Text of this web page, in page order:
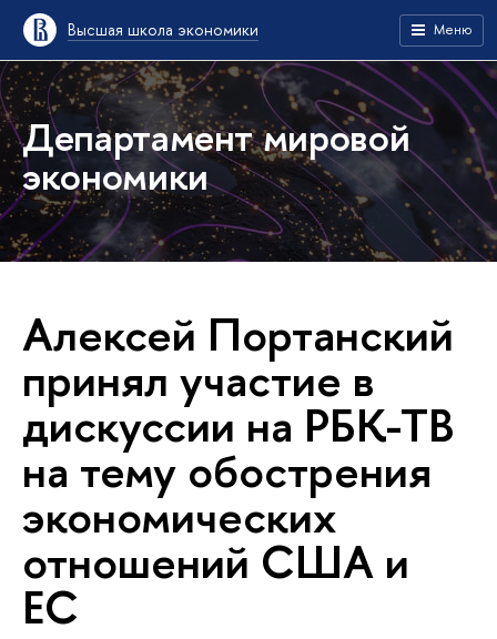
Высшая школа экономики Меню
Департамент мировой
экономики
Алексей Портанский
принял участие в
дискуссии на РБК-ТВ
на тему обострения
экономических
отношений США и
ЕС